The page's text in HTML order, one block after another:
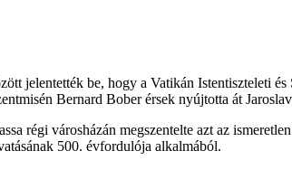
jelentették be, hogy a Vatikán Istentiszteleti
Bernard Bober érsek nyújtotta át
régi városházán megszentelte azt az
500. évfordulója alkalmából.